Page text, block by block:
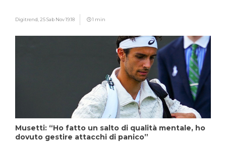
Digitrend, 25 Sab Nov 19:18 1 min
Musetti: “Ho fatto un salto di qualità mentale, ho
dovuto gestire attacchi di panico”